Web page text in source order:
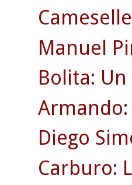
Manuel
Bolita:
Diego
Carburo: